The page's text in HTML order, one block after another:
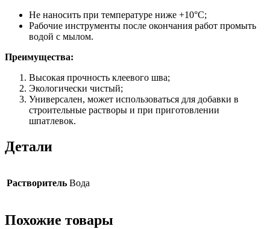
Не наносить при температуре ниже +10°С;
Рабочие инструменты после окончания работ промыть
водой с мылом.
Преимущества:
Высокая прочность клеевого шва;
Экологически чистый;
Универсален, может использоваться для добавки в
строительные растворы и при приготовлении
шпатлевок.
Детали
Растворитель Вода
Похожие товары